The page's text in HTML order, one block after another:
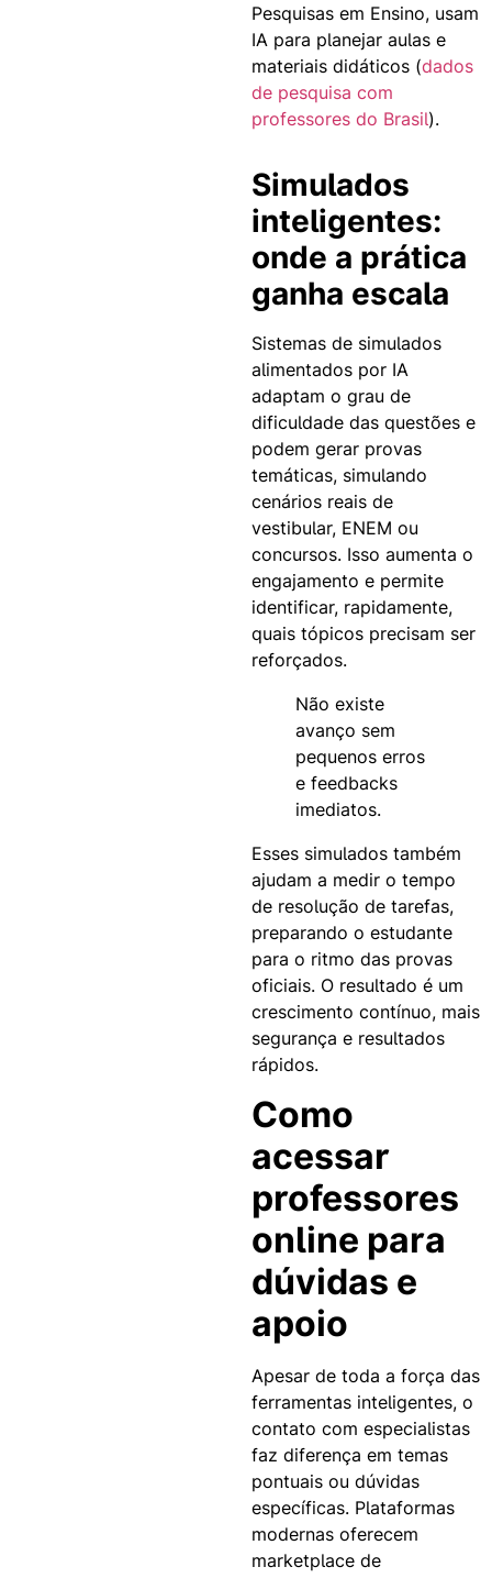
Pesquisas em Ensino, usam
IA para planejar aulas e
materiais didáticos (dados
de pesquisa com
professores do Brasil).
Simulados
inteligentes:
onde a prática
ganha escala
Sistemas de simulados
alimentados por IA
adaptam o grau de
dificuldade das questões e
podem gerar provas
temáticas, simulando
cenários reais de
vestibular, ENEM ou
concursos. Isso aumenta o
engajamento e permite
identificar, rapidamente,
quais tópicos precisam ser
reforçados.
Não existe
avanço sem
pequenos erros
e feedbacks
imediatos.
Esses simulados também
ajudam a medir o tempo
de resolução de tarefas,
preparando o estudante
para o ritmo das provas
oficiais. O resultado é um
crescimento contínuo, mais
segurança e resultados
rápidos.
Como
acessar
professores
online para
dúvidas e
apoio
Apesar de toda a força das
ferramentas inteligentes, o
contato com especialistas
faz diferença em temas
pontuais ou dúvidas
específicas. Plataformas
modernas oferecem
marketplace de